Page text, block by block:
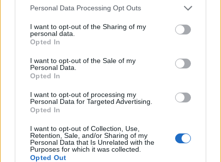
Please note that this website/app uses one or more Google
not limited to your visit or usage behaviour. You may click to
grant or deny consent to Google and its third-party tags to
use your data for below specified purposes in below Google
consent section.
Personal Data Processing Opt Outs
I want to opt-out of the Sharing of my
personal data.
Opted In
I want to opt-out of the Sale of my
Personal Data.
Opted In
I want to opt-out of processing my
Personal Data for Targeted Advertising.
Opted In
I want to opt-out of Collection, Use,
Retention, Sale, and/or Sharing of my
Personal Data that Is Unrelated with the
Purposes for which it was collected.
Opted Out
prostore. Po prvih podatkih ni ničesar ukradel.
V Andražu nad Polzelo je v hišo vlomil skozi vhodna
Včeraj so bili obveščeni o
parkirano na območju Tremerij. Storilec je ukradel
gotovino. Lastniku je škodo povzročil še z razbitjem
okenskega stekla.
Včeraj smo bili obveščeni še ovlomu v stanovanjsko